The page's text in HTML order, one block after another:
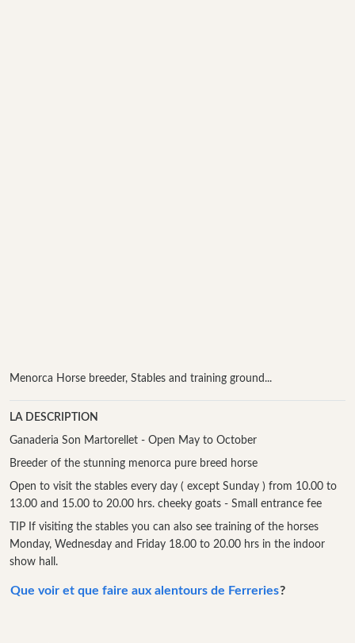
Menorca Horse breeder, Stables and training ground...
LA DESCRIPTION
Ganaderia Son Martorellet - Open May to October
Breeder of the stunning menorca pure breed horse
Open to visit the stables every day ( except Sunday ) from 10.00 to
13.00 and 15.00 to 20.00 hrs. cheeky goats - Small entrance fee
TIP If visiting the stables you can also see training of the horses
Monday, Wednesday and Friday 18.00 to 20.00 hrs in the indoor
show hall.
Que voir et que faire aux alentours de Ferreries?